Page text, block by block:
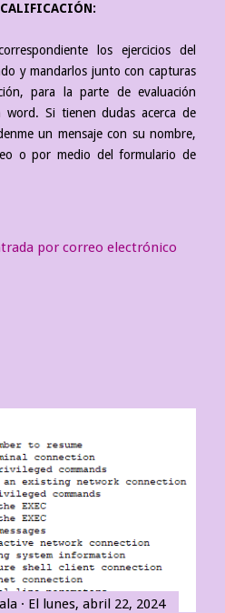
CALIFICACIÓN:
los ejercicios del
y mandarlos junto con capturas
para la parte de evaluación
word. Si tienen dudas acerca de
un mensaje con su nombre,
o por medio del formulario de
por correo electrónico
El lunes, abril 22, 2024